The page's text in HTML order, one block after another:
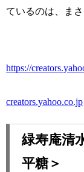
ているのは、ま
https://
creators.yahoo.co.jp
緑寿庵清
平糖＞